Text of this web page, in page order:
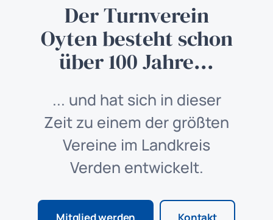
Der Turnverein
Oyten besteht schon
über 100 Jahre...
... und hat sich in dieser
Zeit zu einem der größten
Vereine im Landkreis
Verden entwickelt.